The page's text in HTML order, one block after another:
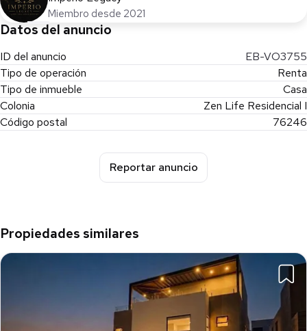
Miembro desde 2021
Datos del anuncio
ID del anuncio
EB-VO3755
Tipo de operación
Renta
Tipo de inmueble
Casa
Colonia
Zen Life Residencial I
Código postal
76246
Reportar anuncio
Propiedades similares